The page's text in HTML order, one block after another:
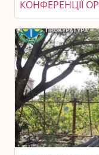
КОНФЕРЕНЦІЇ